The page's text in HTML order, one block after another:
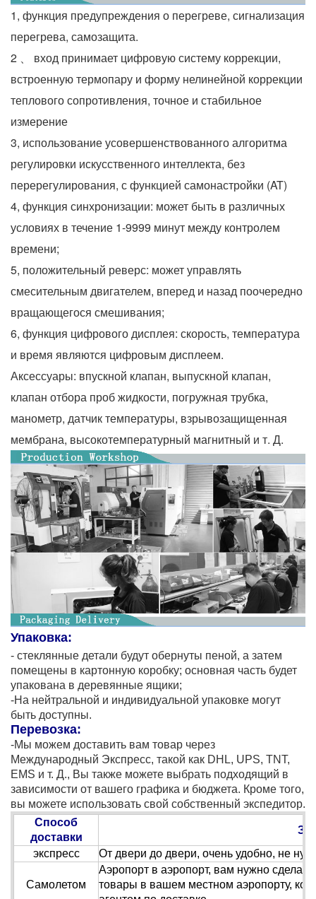
1, функция предупреждения о перегреве, сигнализация
перегрева, самозащита.
2 、 вход принимает цифровую систему коррекции,
встроенную термопару и форму нелинейной коррекции
теплового сопротивления, точное и стабильное
измерение
3, использование усовершенствованного алгоритма
регулировки искусственного интеллекта, без
перерегулирования, с функцией самонастройки (AT)
4, функция синхронизации: может быть в различных
условиях в течение 1-9999 минут между контролем
времени;
5, положительный реверс: может управлять
смесительным двигателем, вперед и назад поочередно
вращающегося смешивания;
6, функция цифрового дисплея: скорость, температура
и время являются цифровым дисплеем.
Аксессуары: впускной клапан, выпускной клапан,
клапан отбора проб жидкости, погружная трубка,
манометр, датчик температуры, взрывозащищенная
мембрана, высокотемпературный магнитный и т. Д.
Упаковка:
- стеклянные детали будут обернуты пеной, а затем
помещены в картонную коробку; основная часть будет
упакована в деревянные ящики;
-На нейтральной и индивидуальной упаковке могут
быть доступны.
Перевозка:
-Мы можем доставить вам товар через
Международный Экспресс, такой как DHL, UPS, TNT,
EMS и т. Д., Вы также можете выбрать подходящий в
зависимости от вашего графика и бюджета. Кроме того,
вы можете использовать свой собственный экспедитор.
Способ
доставки
экспресс
От двери до двери, очень удобно, не
Самолетом
Аэропорт в аэропорт, вам нужно
товары в вашем местном аэропорту,